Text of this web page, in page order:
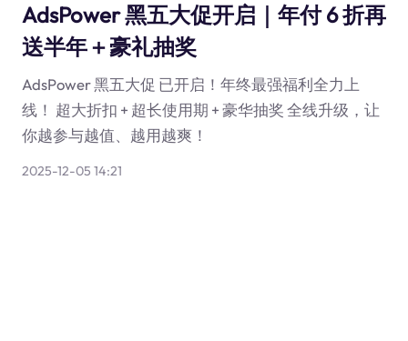
AdsPower 黑五大促开启｜年付 6 折再
送半年＋豪礼抽奖
AdsPower 黑五大促 已开启！年终最强福利全力上
线！ 超大折扣 + 超长使用期 + 豪华抽奖 全线升级，让
你越参与越值、越用越爽！
2025-12-05 14:21